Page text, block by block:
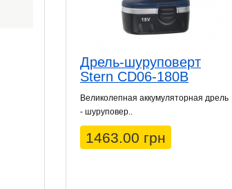
Дрель-шуруповерт
Stern CD06-180B
Великолепная аккумуляторная дрель
- шуруповер..
1463.00 грн